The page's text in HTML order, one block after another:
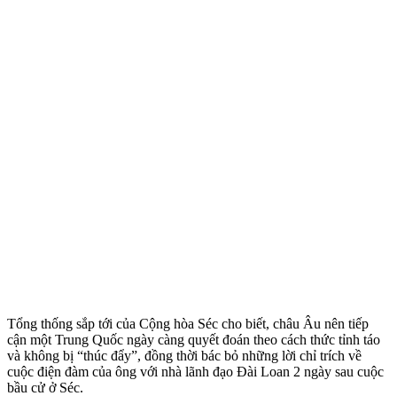
Tổng thống sắp tới của Cộng hòa Séc cho biết, châu Âu nên tiếp
cận một Trung Quốc ngày càng quyết đoán theo cách thức tỉnh táo
và không bị “thúc đẩy”, đồng thời bác bỏ những lời chỉ trích về
cuộc điện đàm của ông với nhà lãnh đạo Đài Loan 2 ngày sau cuộc
bầu cử ở Séc.